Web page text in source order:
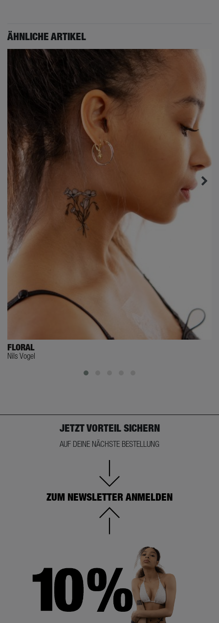
ÄHNLICHE ARTIKEL
FLORAL
Nils Vogel
JETZT VORTEIL SICHERN
AUF DEINE NÄCHSTE BESTELLUNG
ZUM NEWSLETTER ANMELDEN